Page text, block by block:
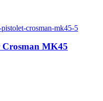
Crosman MK45